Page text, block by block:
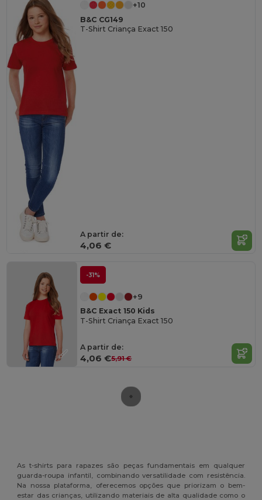
+10
B&C CG149
T-Shirt Criança Exact 150
A partir de:
4,06 €
-31%
+9
B&C Exact 150 Kids
T-Shirt Criança Exact 150
A partir de:
4,06 €5,91 €
As t-shirts para rapazes são peças fundamentais em qualquer
guarda-roupa infantil, combinando versatilidade com resistência.
Na nossa plataforma, oferecemos opções que priorizam o bem-
estar das crianças, utilizando materiais de alta qualidade como o